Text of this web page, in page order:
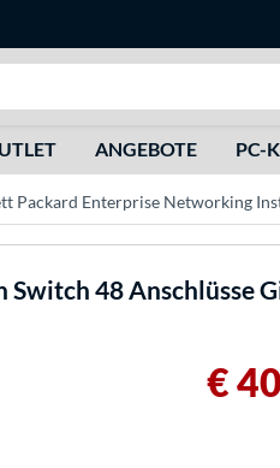
ANGEBOTE PC-
Packard Enterprise Networking
48 Anschlüsse
€